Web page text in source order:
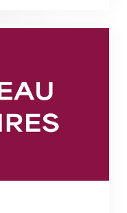
dès le 1er août